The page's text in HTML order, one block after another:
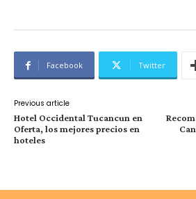
Facebook Twitter
Previous article
Hotel Occidental Tucancun en
Oferta, los mejores precios en
hoteles